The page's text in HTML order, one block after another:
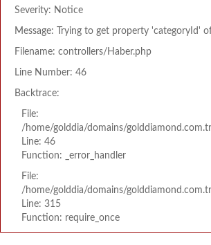
Severity: Notice
Message: Trying to get property 'categoryId'
Filename: controllers/Haber.php
Line Number: 46
Backtrace:
File:
/home/golddia/domains/
Line: 46
Function: _error_handler
File:
/home/golddia/domains/
Line: 315
Function: require_once